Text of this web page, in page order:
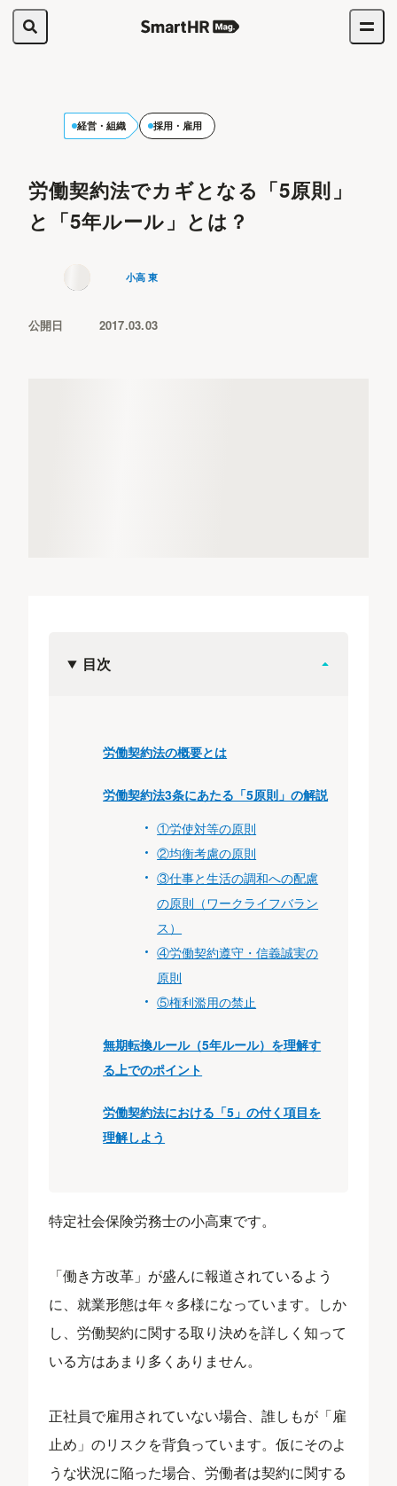
経営・組織 採用・雇用
労働契約法でカギとなる「5原則」
と「5年ルール」とは？
小高 東
公開日 2017.03.03
目次
労働契約法の概要とは
労働契約法3条にあたる「5原則」の解説
①労使対等の原則
②均衡考慮の原則
③仕事と生活の調和への配慮
の原則（ワークライフバラン
ス）
④労働契約遵守・信義誠実の
原則
⑤権利濫用の禁止
無期転換ルール（5年ルール）を理解す
る上でのポイント
労働契約法における「5」の付く項目を
理解しよう
特定社会保険労務士の小高東です。
「働き方改革」が盛んに報道されているよう
に、就業形態は年々多様になっています。しか
し、労働契約に関する取り決めを詳しく知って
いる方はあまり多くありません。
正社員で雇用されていない場合、誰しもが「雇
止め」のリスクを背負っています。仮にそのよ
うな状況に陥った場合、労働者は契約に関する